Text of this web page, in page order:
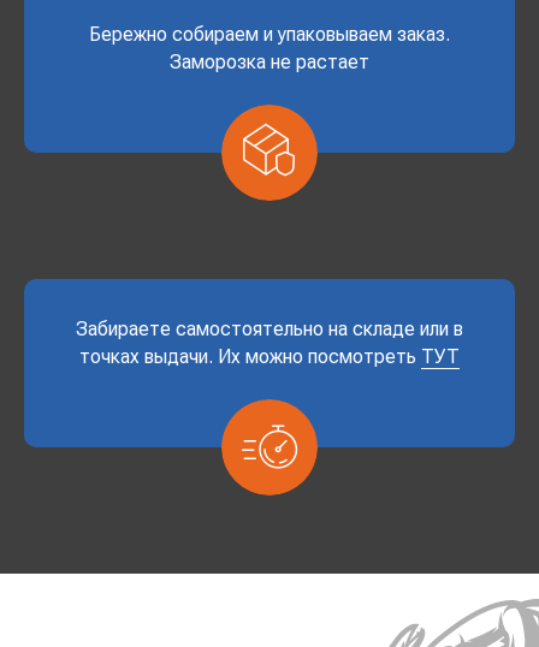
Бережно собираем и упаковываем заказ.
Заморозка не растает
Забираете самостоятельно на складе или в
точках выдачи. Их можно посмотреть ТУТ